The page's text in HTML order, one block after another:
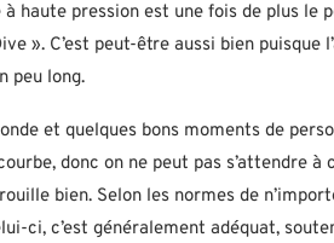
haute pression est une fois de plus le
». C’est peut-être aussi bien puisque
peu long.
et quelques bons moments de
donc on ne peut pas s’attendre à
bien. Selon les normes de
ci, c’est généralement adéquat,